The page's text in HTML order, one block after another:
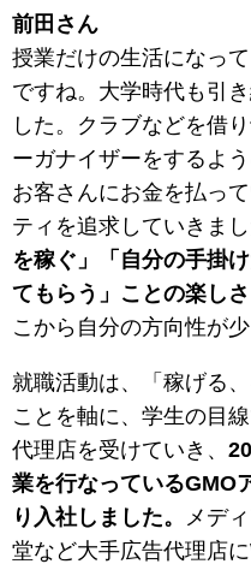
前田さん
授業だけの生活になっ
ですね。大学時代も引
した。クラブなどを借
ーガナイザーをするよ
お客さんにお金を払っ
ティを追求していきま
を稼ぐ」「自分の手掛
てもらう」ことの楽しさ
こから自分の方向性が
就職活動は、「稼げる
ことを軸に、学生の目
代理店を受けていき、
業を行なっているGMO
り入社しました。
メデ
堂など大手広告代理店